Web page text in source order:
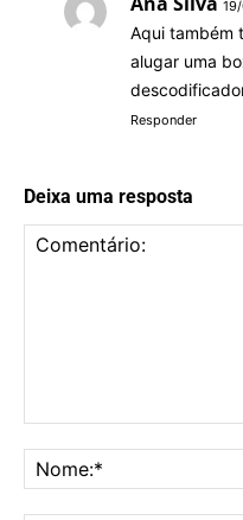
Aqui também
alugar uma
Responder
Deixa uma resposta